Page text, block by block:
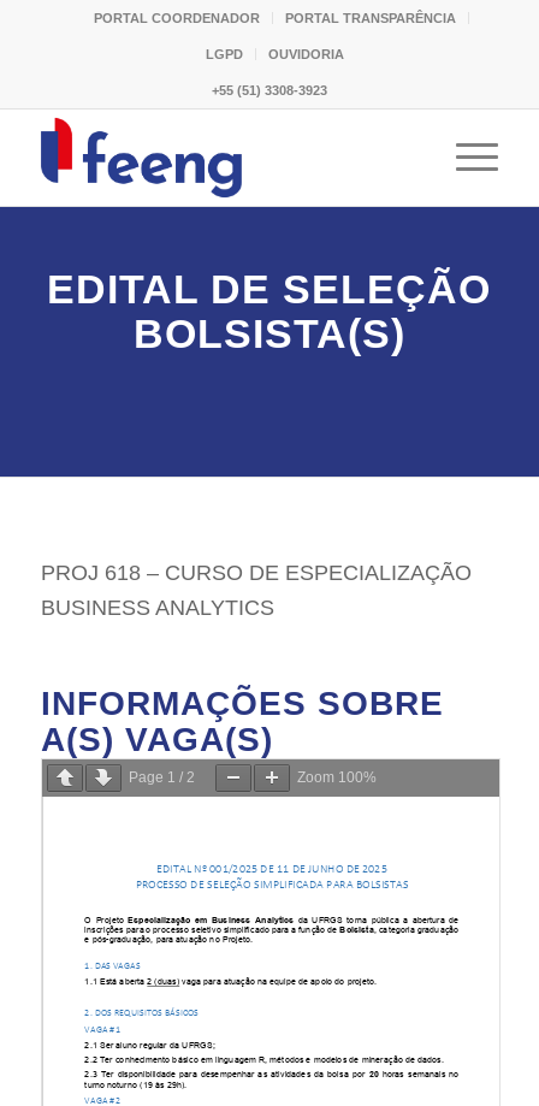
PORTAL COORDENADOR PORTAL TRANSPARÊNCIA
LGPD OUVIDORIA
+55 (51) 3308-3923
EDITAL DE SELEÇÃO
BOLSISTA(S)
PROJ 618 – CURSO DE ESPECIALIZAÇÃO
BUSINESS ANALYTICS
INFORMAÇÕES SOBRE
A(S) VAGA(S)
Page 1 / 2 Zoom 100%